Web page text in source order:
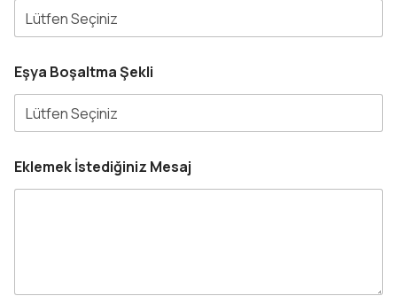
Eşya Boşaltma Şekli
Eklemek İstediğiniz Mesaj